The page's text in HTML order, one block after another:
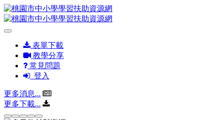
表單下載
教學分享
常見問題
登入
更多消息...
更多下載...